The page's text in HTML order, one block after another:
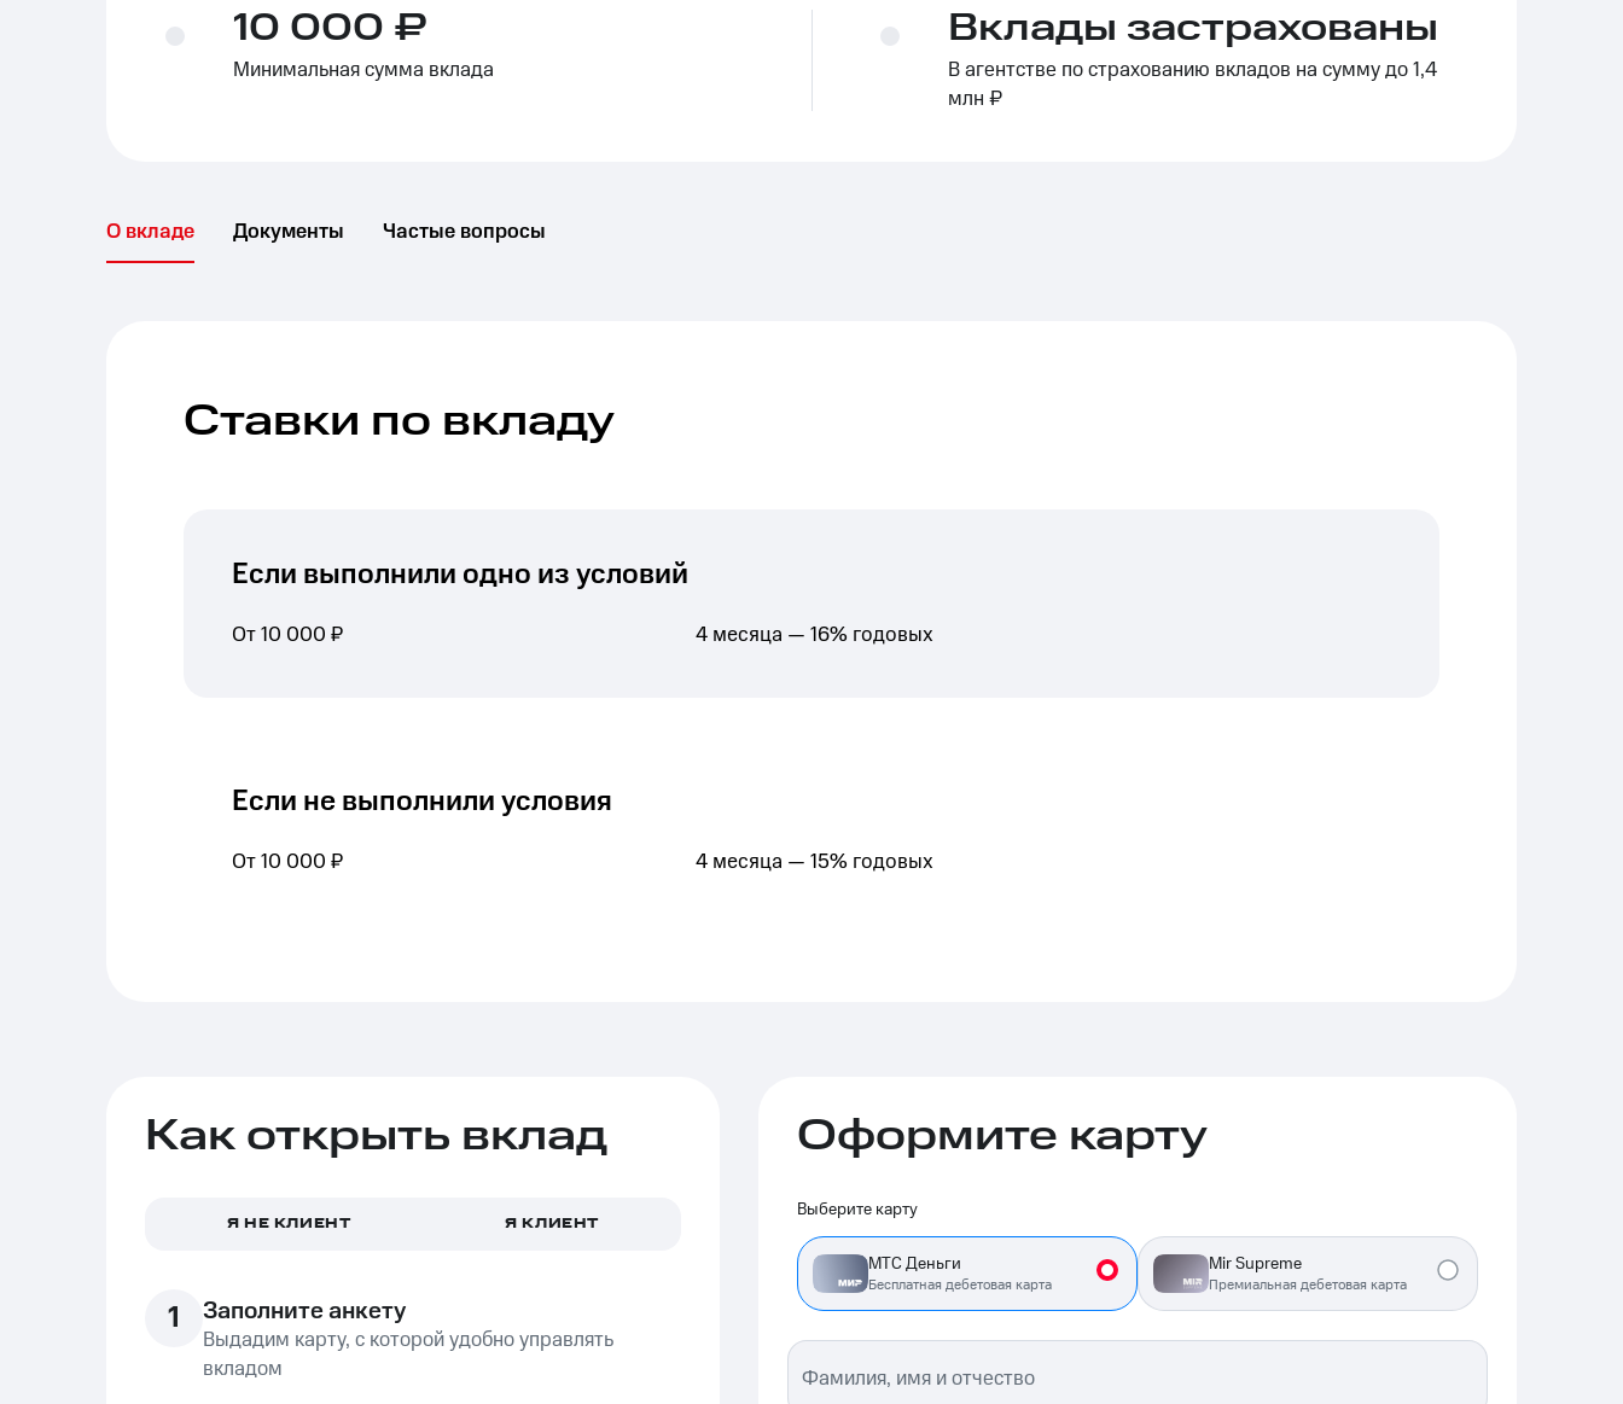
10 000 ₽
Минимальная сумма вклада
Вклады застрахованы
В агентстве по страхованию вкладов на сумму до 1,4
млн ₽
О вкладе Документы Частые вопросы
Ставки по вкладу
Если выполнили одно из условий
От 10 000 ₽ 4 месяца — 16% годовых
Если не выполнили условия
От 10 000 ₽ 4 месяца — 15% годовых
Как открыть вклад
Я НЕ КЛИЕНТ Я КЛИЕНТ
1 Заполните анкету
Выдадим карту, с которой удобно управлять
вкладом
Оформите карту
Выберите карту
МТС Деньги
Бесплатная дебетовая карта
Mir Supreme
Премиальная дебетовая карта
Фамилия, имя и отчество